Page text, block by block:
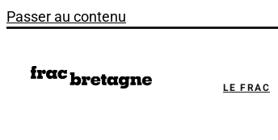
Passer au contenu
LE FRAC